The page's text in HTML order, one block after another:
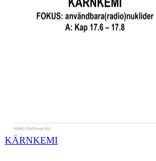
KÄRNKEMI